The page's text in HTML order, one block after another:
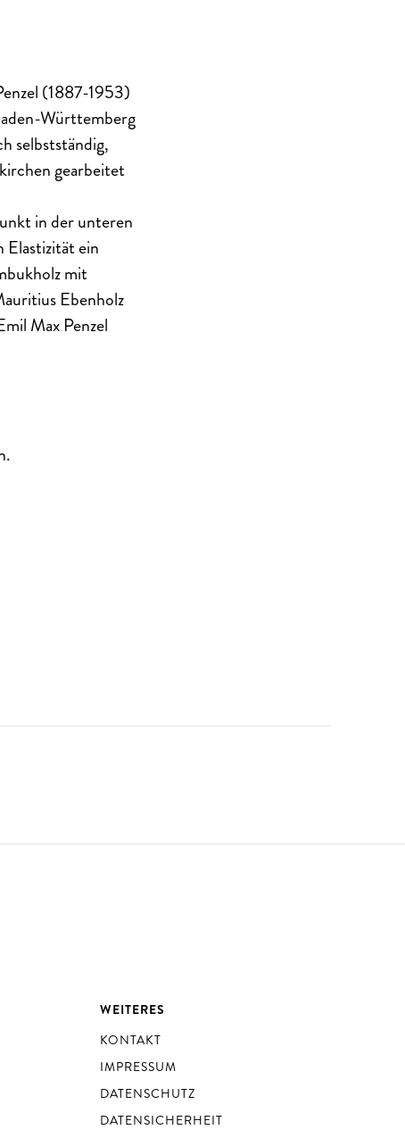
(1887-1953)
Württemberg
selbstständig,
gearbeitet
in der unteren
Elastizität ein
mit
Ebenholz
Max Penzel
WEITERES
KONTAKT
IMPRESSUM
DATENSCHUTZ
DATENSICHERHEIT